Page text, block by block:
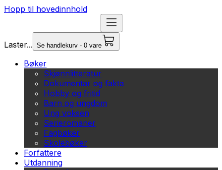
Hopp til hovedinnhold
Laster... Se handlekurv - 0 vare
Bøker
Skjønnlitteratur
Dokumentar og fakta
Hobby og fritid
Barn og ungdom
Ung voksen
Serieromaner
Fagbøker
Skolebøker
Forfattere
Utdanning